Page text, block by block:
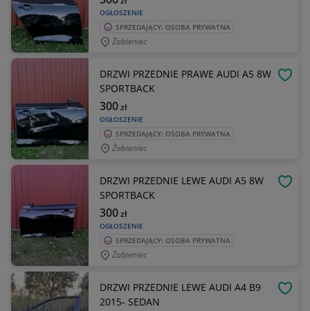
OGŁOSZENIE
SPRZEDAJĄCY: OSOBA PRYWATNA
Żabieniec
DRZWI PRZEDNIE PRAWE AUDI A5 8W
SPORTBACK
OGŁOSZENIE
300zł
SPRZEDAJĄCY: OSOBA PRYWATNA
Żabieniec
DRZWI PRZEDNIE LEWE AUDI A5 8W
SPORTBACK
OGŁOSZENIE
300zł
SPRZEDAJĄCY: OSOBA PRYWATNA
Żabieniec
DRZWI PRZEDNIE LEWE AUDI A4 B9
2015- SEDAN